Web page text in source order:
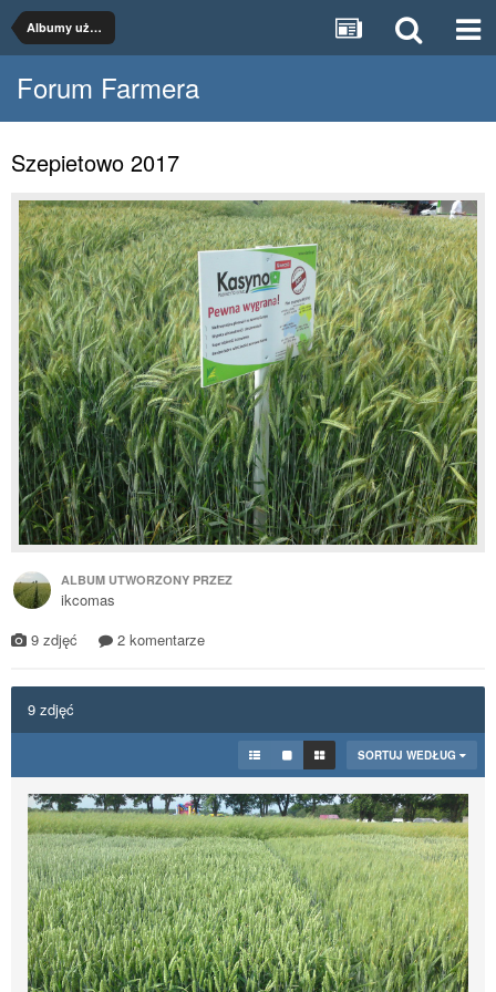
Albumy użytkowników
Forum Farmera
Szepietowo 2017
ALBUM UTWORZONY PRZEZ
ikcomas
9 zdjęć
2 komentarze
9 zdjęć
SORTUJ WEDŁUG